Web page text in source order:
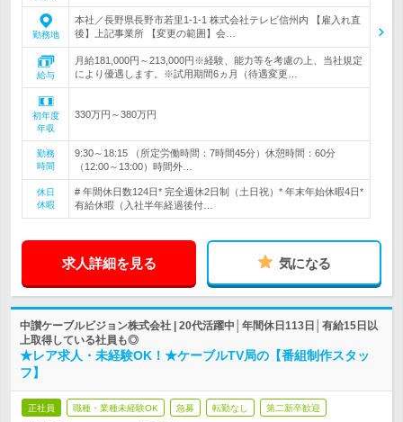
勤務地
本社／長野県長野市若里1-1-1 株式会社テレビ信州内 【雇入れ直
後】上記事業所 【変更の範囲】会…
給与
月給181,000円～213,000円※経験、能力等を考慮の上、当社規定
により優遇します。※試用期間6ヵ月（待遇変更…
初年度
年収
330万円～380万円
勤務
時間
9:30～18:15 （所定労働時間：7時間45分）休憩時間：60分
（12:00～13:00）時間外…
休日
休暇
# 年間休日数124日* 完全週休2日制（土日祝）* 年末年始休暇4日*
有給休暇（入社半年経過後付…
求人詳細を見る 気になる
中讃ケーブルビジョン株式会社 | 20代活躍中│年間休日113日│有給15日以
上取得している社員も◎
★レア求人・未経験OK！★ケーブルTV局の【番組制作スタッ
フ】
正社員 職種・業種未経験OK 急募 転勤なし 第二新卒歓迎